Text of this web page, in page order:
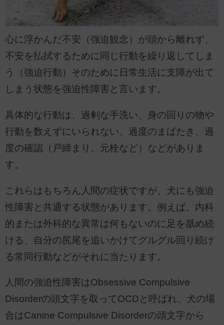
心に浮かんだ不安（強迫観念）が頭から離れず、
不安を払拭するために同じ行動を繰り返してしま
う（強迫行動）そのために日常生活に支障が出て
しまう状態を強迫性障害と言います。
具体的な行動は、過剰な手洗い、身の回りの物や
行動を数えずにいられない、過度のまばたき、過
度の確認（戸締まり、元栓など）などがありま
す。
これらはもちろん人間の症状ですが、犬にも強迫
性障害と共通する状態があります。例えば、内科
的または外科的な異常は何もないのに足を舐め続
ける、自分の尻尾を追いかけてグルグル回り続け
る常同行動などがそれに当たります。
人間の強迫性障害はObsessive Compulsive
Disorderの頭文字を取ってOCDと呼ばれ、犬の場
合はCanine Compulsive Disorderの頭文字から